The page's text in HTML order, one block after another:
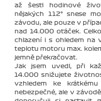
až šesti hodinové
nějakých 112° snese
závodu, ale pouze v
nad 14.000 otáček.
chlazení i s ohledem na
teplotu motoru max.
jemně překračovat.
Jak jsem uvedl, při
14.000 snižujete
vzhledem ke
nebezpečné, ale v